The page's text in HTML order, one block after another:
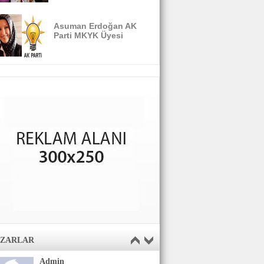
Asuman Erdoğan AK
Parti MKYK Üyesi
Admin